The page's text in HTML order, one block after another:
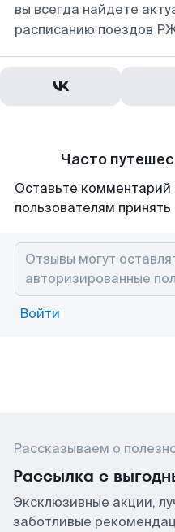
вы всегда найдете
расписанию поездов
Часто
Оставьте
пользователям
Войти
Рассказываем о
Рассылка с
Эксклюзивные акции,
заботливые